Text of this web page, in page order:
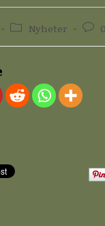
Inläggskategori:
Nyheter